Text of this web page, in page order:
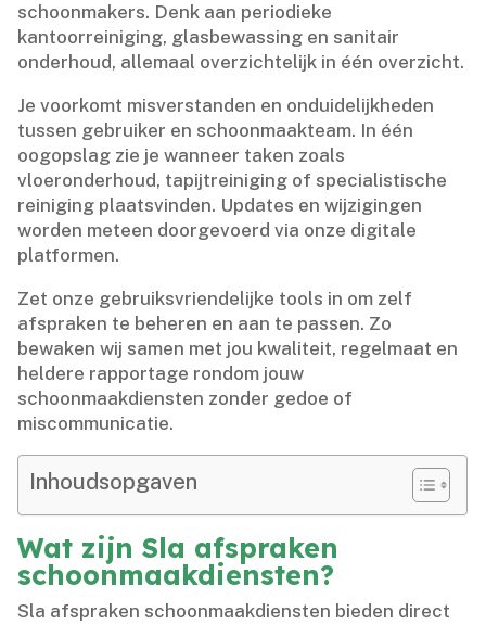
schoonmakers.​ Denk aan periodieke
kantoorreiniging, glasbewassing en sanitair
onderhoud, allemaal overzichtelijk in één overzicht.​
Je voorkomt misverstanden en onduidelijkheden
tussen gebruiker en schoonmaakteam.​ In één
oogopslag zie je wanneer taken zoals
vloeronderhoud, tapijtreiniging of specialistische
reiniging plaatsvinden.​ Updates en wijzigingen
worden meteen doorgevoerd via onze digitale
platformen.​
Zet onze gebruiksvriendelijke tools in om zelf
afspraken te beheren en aan te passen.​ Zo
bewaken wij samen met jou kwaliteit, regelmaat en
heldere rapportage rondom jouw
schoonmaakdiensten zonder gedoe of
miscommunicatie.​
Inhoudsopgaven
Wat zijn Sla afspraken
schoonmaakdiensten?
Sla afspraken schoonmaakdiensten bieden direct